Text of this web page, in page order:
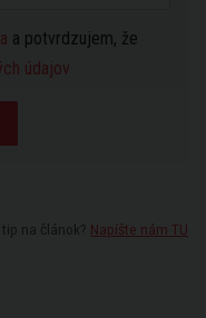
a potvrdzujem, že
údajov
na článok? Napíšte nám TU